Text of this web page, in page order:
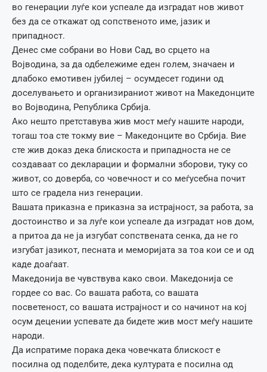
во генерации луѓе кои успеале да изградат нов живот
без да се откажат од сопственото име, јазик и
припадност.
Денес сме собрани во Нови Сад, во срцето на
Војводина, за да одбележиме еден голем, значаен и
длабоко емотивен јубилеј – осумдесет години од
доселувањето и организираниот живот на Македонците
во Војводина, Република Србија.
Ако нешто претставува жив мост меѓу нашите народи,
тогаш тоа сте токму вие – Македонците во Србија. Вие
сте жив доказ дека блискоста и припадноста не се
создаваат со декларации и формални зборови, туку со
живот, со доверба, со човечност и со меѓусебна почит
што се градела низ генерации.
Вашата приказна е приказна за истрајност, за работа, за
достоинство и за луѓе кои успеале да изградат нов дом,
а притоа да не ја изгубат сопствената сенка, да не го
изгубат јазикот, песната и меморијата за тоа кои се и од
каде доаѓаат.
Македонија ве чувствува како свои. Македонија се
гордее со вас. Со вашата работа, со вашата
посветеност, со вашата истрајност и со начинот на кој
осум децении успевате да бидете жив мост меѓу нашите
народи.
Да испратиме порака дека човечката блискост е
посилна од поделбите, дека културата е посилна од